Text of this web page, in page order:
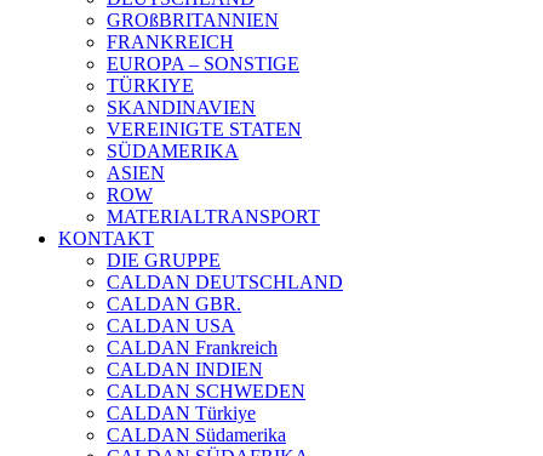
GROßBRITANNIEN
FRANKREICH
EUROPA – SONSTIGE
TÜRKIYE
SKANDINAVIEN
VEREINIGTE STATEN
SÜDAMERIKA
ASIEN
ROW
MATERIALTRANSPORT
KONTAKT
DIE GRUPPE
CALDAN DEUTSCHLAND
CALDAN GBR.
CALDAN USA
CALDAN Frankreich
CALDAN INDIEN
CALDAN SCHWEDEN
CALDAN Türkiye
CALDAN Südamerika